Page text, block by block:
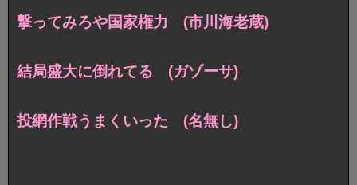
撃ってみろや国家権力 (市川海老蔵)
結局盛大に倒れてる (ガゾーサ)
投網作戦うまくいった (名無し)